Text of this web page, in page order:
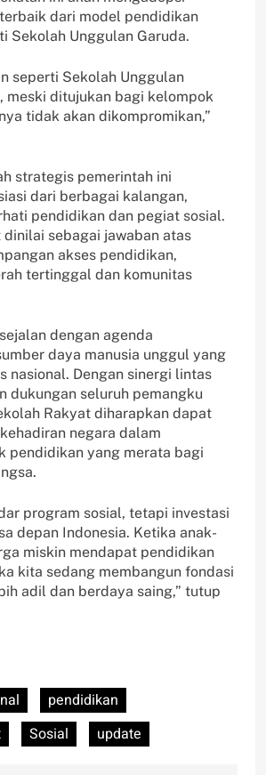
dari model pendidikan
Sekolah Unggulan Garuda.
seperti Sekolah Unggulan
meski ditujukan bagi kelompok
tidak akan dikompromikan,”
strategis pemerintah ini
dari berbagai kalangan,
pendidikan dan pegiat sosial.
sebagai jawaban atas
akses pendidikan,
tertinggal dan komunitas
dengan agenda
daya manusia unggul yang
nasional. Dengan sinergi lintas
dukungan seluruh pemangku
Rakyat diharapkan dapat
negara dalam
pendidikan yang merata bagi
program sosial, tetapi investasi
depan Indonesia. Ketika anak-
miskin mendapat pendidikan
kita sedang membangun fondasi
adil dan berdaya saing,” tutup
pendidikan
Sosial update